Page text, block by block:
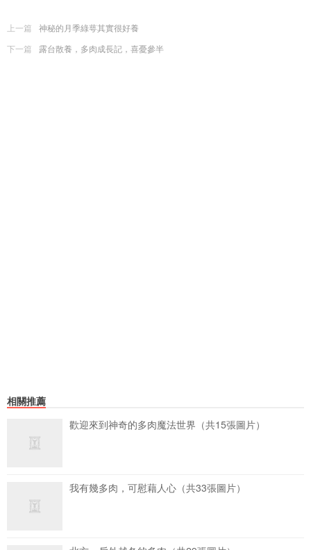
上一篇
神秘的月季綠萼其實很好養
下一篇
露台散養，多肉成長記，喜憂參半
相關推薦
歡迎來到神奇的多肉魔法世界（共15張圖片）
我有幾多肉，可慰藉人心（共33張圖片）